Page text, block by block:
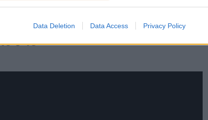
Data Deletion Data Access Privacy Policy
πάνω τους.
0:15